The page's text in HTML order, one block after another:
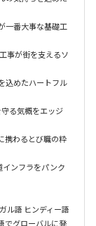
一番大事な基礎工
事が街を支えるソ
込めたハートフル
る気概をエッジ
携わるとび職の粋
インフラをパンク
ル語 ヒンディー語
でグローバルに発